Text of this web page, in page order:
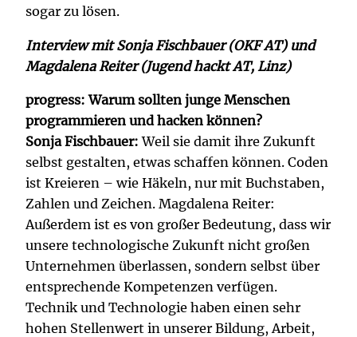
sogar zu lösen.
Interview mit Sonja Fischbauer (OKF AT) und
Magdalena Reiter (Jugend hackt AT, Linz)
progress: Warum sollten junge Menschen
programmieren und hacken können?
Sonja Fischbauer: Weil sie damit ihre Zukunft
selbst gestalten, etwas schaffen können. Coden
ist Kreieren – wie Häkeln, nur mit Buchstaben,
Zahlen und Zeichen. Magdalena Reiter:
Außerdem ist es von großer Bedeutung, dass wir
unsere technologische Zukunft nicht großen
Unternehmen überlassen, sondern selbst über
entsprechende Kompetenzen verfügen.
Technik und Technologie haben einen sehr
hohen Stellenwert in unserer Bildung, Arbeit,